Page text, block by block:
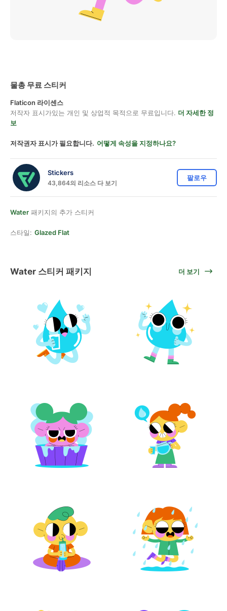
물총 무료 스티커
Flaticon 라이센스
저작자 표시가있는 개인 및 상업적 목적으로 무료입니다. 더 자세한 정
보
저작권자 표시가 필요합니다. 어떻게 속성을 지정하나요?
Stickers
43,864의 리소스 다 보기
팔로우
Water 패키지의 추가 스티커
스타일: Glazed Flat
Water 스티커 패키지 더 보기